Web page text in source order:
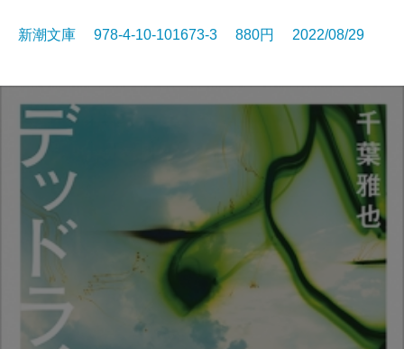
新潮文庫 978-4-10-101673-3 880円 2022/08/29